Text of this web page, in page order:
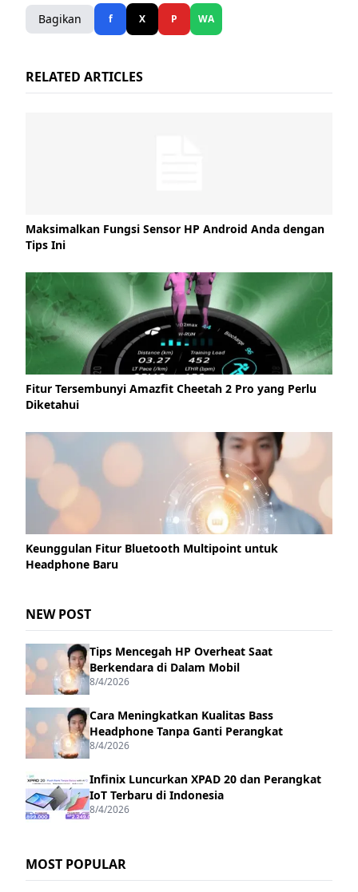
Bagikan f X P WA
RELATED ARTICLES
Maksimalkan Fungsi Sensor HP Android Anda dengan
Tips Ini
Fitur Tersembunyi Amazfit Cheetah 2 Pro yang Perlu
Diketahui
Keunggulan Fitur Bluetooth Multipoint untuk
Headphone Baru
NEW POST
Tips Mencegah HP Overheat Saat
Berkendara di Dalam Mobil
8/4/2026
Cara Meningkatkan Kualitas Bass
Headphone Tanpa Ganti Perangkat
8/4/2026
Infinix Luncurkan XPAD 20 dan Perangkat
IoT Terbaru di Indonesia
8/4/2026
MOST POPULAR